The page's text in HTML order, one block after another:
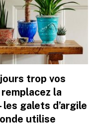
trop vos
la
galets d’argile
utilise